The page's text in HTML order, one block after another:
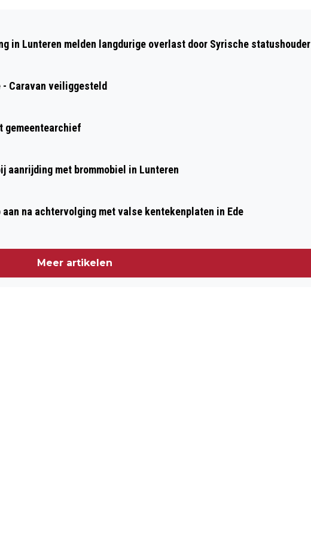
AFSTAND TOT DE ARBEIDSMARKT
in Lunteren melden langdurige overlast door Syrische statushouder
- Caravan veiliggesteld
gemeentearchief
aanrijding met brommobiel in Lunteren
na achtervolging met valse kentekenplaten in Ede
Meer artikelen